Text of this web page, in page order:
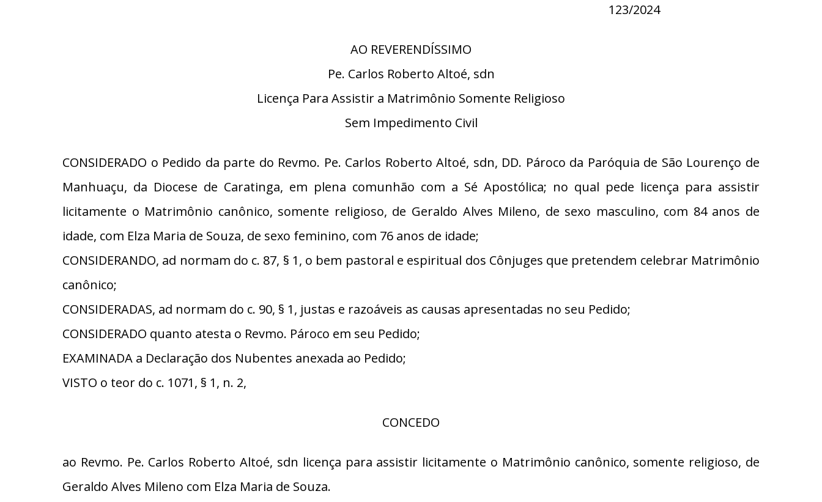
123/2024
AO REVERENDÍSSIMO
Pe. Carlos Roberto Altoé, sdn
Licença Para Assistir a Matrimônio Somente Religioso
Sem Impedimento Civil
CONSIDERADO o Pedido da parte do Revmo. Pe. Carlos Roberto Altoé, sdn, DD. Pároco da Paróquia de São Lourenço de
Manhuaçu, da Diocese de Caratinga, em plena comunhão com a Sé Apostólica; no qual pede licença para assistir
licitamente o Matrimônio canônico, somente religioso, de Geraldo Alves Mileno, de sexo masculino, com 84 anos de
idade, com Elza Maria de Souza, de sexo feminino, com 76 anos de idade;
CONSIDERANDO, ad normam do c. 87, § 1, o bem pastoral e espiritual dos Cônjuges que pretendem celebrar Matrimônio
canônico;
CONSIDERADAS, ad normam do c. 90, § 1, justas e razoáveis as causas apresentadas no seu Pedido;
CONSIDERADO quanto atesta o Revmo. Pároco em seu Pedido;
EXAMINADA a Declaração dos Nubentes anexada ao Pedido;
VISTO o teor do c. 1071, § 1, n. 2,
CONCEDO
ao Revmo. Pe. Carlos Roberto Altoé, sdn licença para assistir licitamente o Matrimônio canônico, somente religioso, de
Geraldo Alves Mileno com Elza Maria de Souza.